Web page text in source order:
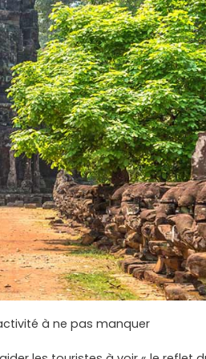
à ne pas manquer